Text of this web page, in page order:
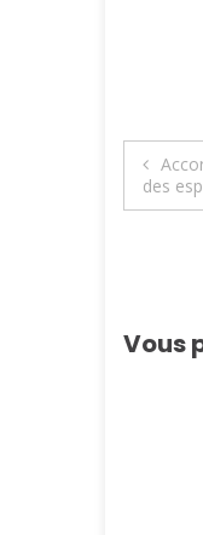
de
des
Vous